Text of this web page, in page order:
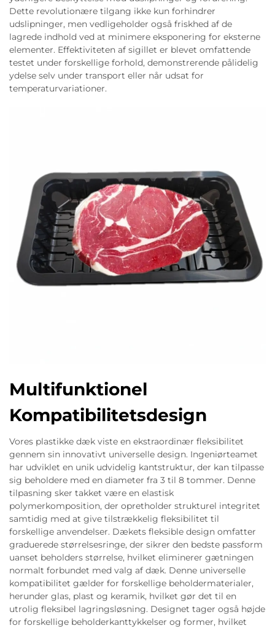
Dette revolutionære tilgang ikke kun forhindrer
udslipninger, men vedligeholder også friskhed af de
lagrede indhold ved at minimere eksponering for eksterne
elementer. Effektiviteten af sigillet er blevet omfattende
testet under forskellige forhold, demonstrerende pålidelig
ydelse selv under transport eller når udsat for
temperaturvariationer.
Multifunktionel
Kompatibilitetsdesign
Vores plastikke dæk viste en ekstraordinær fleksibilitet
gennem sin innovativt universelle design. Ingeniørteamet
har udviklet en unik udvidelig kantstruktur, der kan tilpasse
sig beholdere med en diameter fra 3 til 8 tommer. Denne
tilpasning sker takket være en elastisk
polymerkomposition, der opretholder strukturel integritet
samtidig med at give tilstrækkelig fleksibilitet til
forskellige anvendelser. Dækets fleksible design omfatter
graduerede størrelsesringe, der sikrer den bedste passform
uanset beholders størrelse, hvilket eliminerer gætningen
normalt forbundet med valg af dæk. Denne universelle
kompatibilitet gælder for forskellige beholdermaterialer,
herunder glas, plast og keramik, hvilket gør det til en
utrolig fleksibel lagringsløsning. Designet tager også højde
for forskellige beholderkanttykkelser og former, hvilket